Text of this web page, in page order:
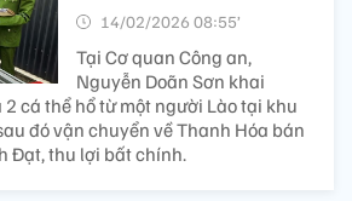
14/02/2026 08:55’
Tại Cơ quan Công an,
Nguyễn Doãn Sơn khai
cá thể hổ từ một người Lào tại khu
đó vận chuyển về Thanh Hóa bán
Đạt, thu lợi bất chính.